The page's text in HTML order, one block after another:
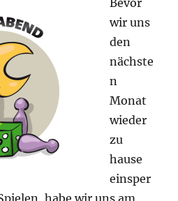
wir uns
den
nächste
n
Monat
wieder
zu
hause
einsper
habe wir uns am